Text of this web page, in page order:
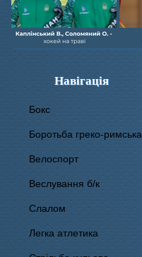
Навігація
Бокс
Боротьба греко-римська
Велоспорт
Веслування б/к
Cлалом
Легка атлетика